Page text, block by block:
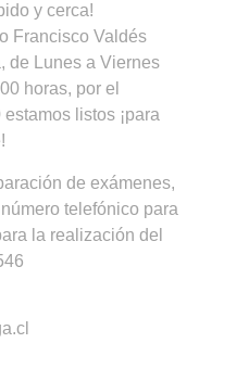
y cerca!
Francisco Valdés
de Lunes a Viernes
horas, por el
listos ¡para
de exámenes,
telefónico para
la realización del